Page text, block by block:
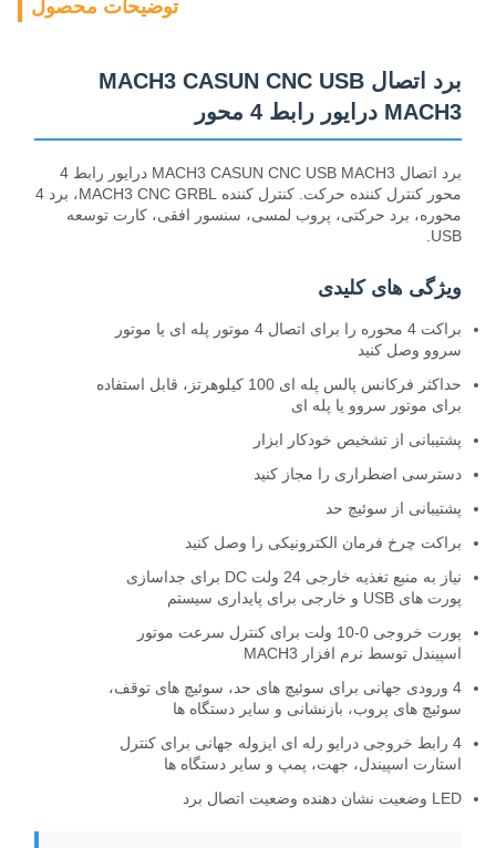
توضیحات محصول
برد اتصال MACH3 CASUN CNC USB
MACH3 درایور رابط 4 محور
برد اتصال MACH3 CASUN CNC USB MACH3 درایور رابط 4
محور کنترل کننده حرکت. کنترل کننده MACH3 CNC GRBL، برد 4
محوره، برد حرکتی، پروب لمسی، سنسور افقی، کارت توسعه
USB.
ویژگی های کلیدی
براکت 4 محوره را برای اتصال 4 موتور پله ای یا موتور
سروو وصل کنید
حداکثر فرکانس پالس پله ای 100 کیلوهرتز، قابل استفاده
برای موتور سروو یا پله ای
پشتیبانی از تشخیص خودکار ابزار
دسترسی اضطراری را مجاز کنید
پشتیبانی از سوئیچ حد
براکت چرخ فرمان الکترونیکی را وصل کنید
نیاز به منبع تغذیه خارجی 24 ولت DC برای جداسازی
پورت های USB و خارجی برای پایداری سیستم
پورت خروجی 0-10 ولت برای کنترل سرعت موتور
اسپیندل توسط نرم افزار MACH3
4 ورودی جهانی برای سوئیچ های حد، سوئیچ های توقف،
سوئیچ های پروب، بازنشانی و سایر دستگاه ها
4 رابط خروجی درایو رله ای ایزوله جهانی برای کنترل
استارت اسپیندل، جهت، پمپ و سایر دستگاه ها
LED وضعیت نشان دهنده وضعیت اتصال برد